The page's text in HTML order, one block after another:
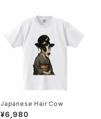
Japanese Hair Cow
¥6,980